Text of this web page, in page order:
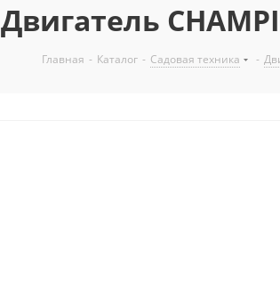
Двигатель
Главная - Каталог - Садовая техника -